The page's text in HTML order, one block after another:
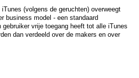
(volgens de geruchten) overweegt
business model - een standaard
gebruiker vrije toegang heeft tot alle iTunes
dan verdeeld over de makers en over